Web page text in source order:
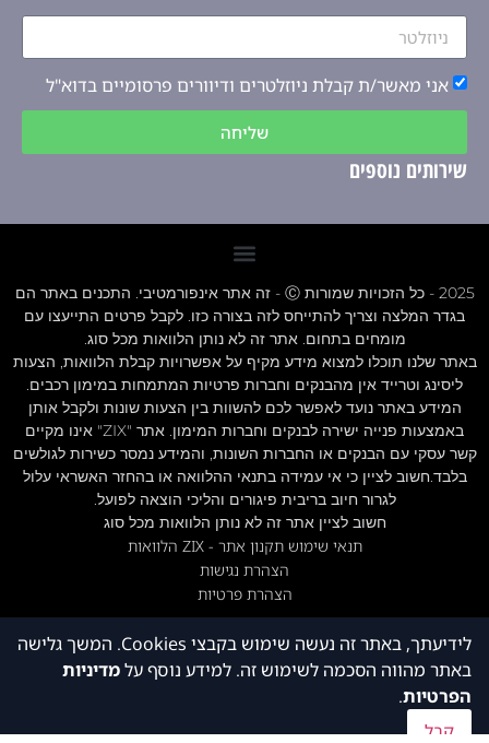
אני מאשר/ת קבלת ניוזלטרים ודיוורים פרסומיים בדוא"ל
שליחה
שירותים נוספים
2025 - כל הזכויות שמורות Ⓒ - זה אתר אינפורמטיבי. התכנים באתר הם
בגדר המלצה וצריך להתייחס לזה בצורה כזו. לקבל פרטים התייעצו עם
מומחים בתחום. אתר זה לא נותן הלוואות מכל סוג.
באתר שלנו תוכלו למצוא מידע מקיף על אפשרויות קבלת הלוואות, הצעות
ליסינג וטרייד אין מהבנקים וחברות פרטיות המתמחות במימון רכבים.
המידע באתר נועד לאפשר לכם להשוות בין הצעות שונות ולקבל אותן
באמצעות פנייה ישירה לבנקים וחברות המימון. אתר "ZIX" אינו מקיים
קשר עסקי עם הבנקים או החברות השונות, והמידע נמסר כשירות לגולשים
בלבד.חשוב לציין כי אי עמידה בתנאי ההלוואה או בהחזר האשראי עלול
לגרור חיוב בריבית פיגורים והליכי הוצאה לפועל.
חשוב לציין אתר זה לא נותן הלוואות מכל סוג
תנאי שימוש תקנון אתר - ZIX הלוואות
הצהרת נגישות
הצהרת פרטיות
לידיעתך, באתר זה נעשה שימוש בקבצי Cookies. המשך גלישה
באתר מהווה הסכמה לשימוש זה. למידע נוסף עלמדיניות
הפרטיות.
קבל